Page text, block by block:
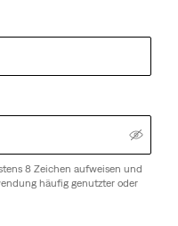
8 Zeichen aufweisen und
häufig genutzter oder